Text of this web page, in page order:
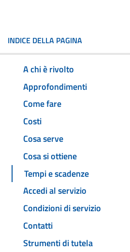
INDICE DELLA PAGINA
A chi è rivolto
Approfondimenti
Come fare
Costi
Cosa serve
Cosa si ottiene
Tempi e scadenze
Accedi al servizio
Condizioni di servizio
Contatti
Strumenti di tutela